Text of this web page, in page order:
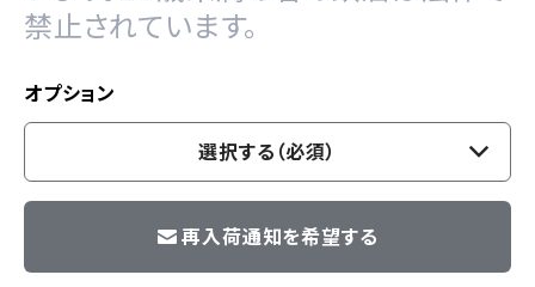
禁止されています。
オプション
選択する（必須）
再入荷通知を希望する